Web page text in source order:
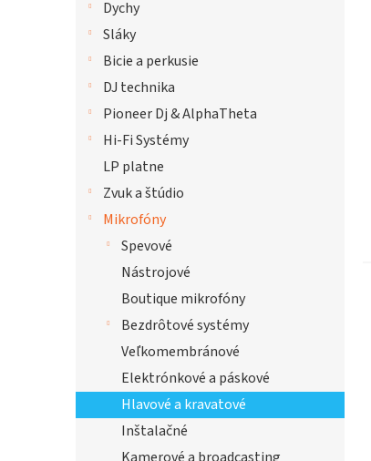
Dychy
Sláky
Bicie a perkusie
DJ technika
Pioneer Dj & AlphaTheta
Hi-Fi Systémy
LP platne
Zvuk a štúdio
Mikrofóny
Spevové
Nástrojové
Boutique mikrofóny
Bezdrôtové systémy
Veľkomembránové
Elektrónkové a páskové
Hlavové a kravatové
Inštalačné